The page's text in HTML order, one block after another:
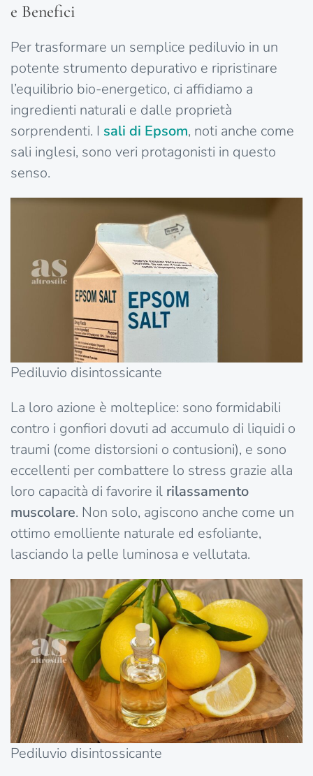
e Benefici
Per trasformare un semplice pediluvio in un
potente strumento depurativo e ripristinare
l’equilibrio bio-energetico, ci affidiamo a
ingredienti naturali e dalle proprietà
sorprendenti. I sali di Epsom, noti anche come
sali inglesi, sono veri protagonisti in questo
senso.
Pediluvio disintossicante
La loro azione è molteplice: sono formidabili
contro i gonfiori dovuti ad accumulo di liquidi o
traumi (come distorsioni o contusioni), e sono
eccellenti per combattere lo stress grazie alla
loro capacità di favorire il rilassamento
muscolare. Non solo, agiscono anche come un
ottimo emolliente naturale ed esfoliante,
lasciando la pelle luminosa e vellutata.
Pediluvio disintossicante